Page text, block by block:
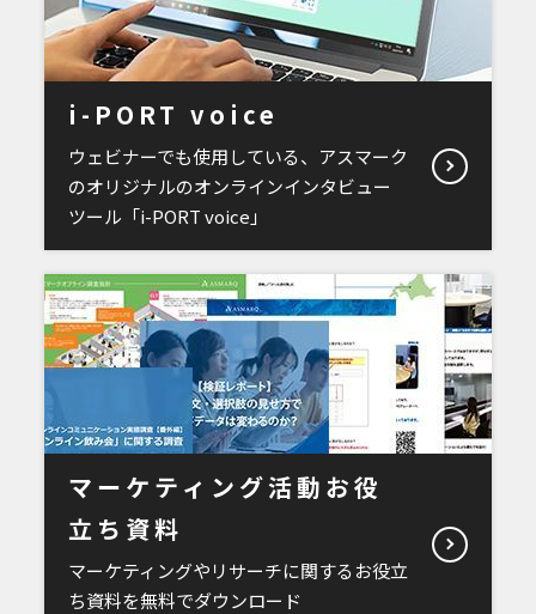
i-PORT voice
ウェビナーでも使用している、アスマーク
のオリジナルのオンラインインタビュー
ツール「i-PORT voice」
マーケティング活動お役
立ち資料
マーケティングやリサーチに関するお役立
ち資料を無料でダウンロード